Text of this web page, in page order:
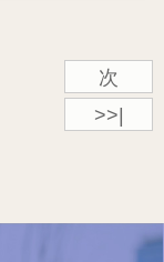
次
>>|